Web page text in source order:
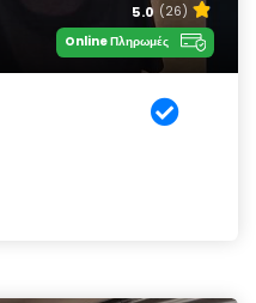
5.0 (26)
Online Πληρωμές